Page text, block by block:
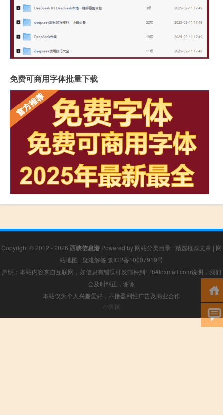
免费可商用字体批量下载
Copyright © 2012 - 2026 西峡信息港 Powered by 网站分类目录 | 精选推荐文章 | 网
站地图 | 疑难解答 豫ICP备10007919号
声明：本站内容来自互联网，如信息有错误可发邮件到f_fb#foxmail.com说明，我们
会及时纠正，谢谢
本站仅为个人兴趣爱好，不接盈利性广告及商业合作
小男孩